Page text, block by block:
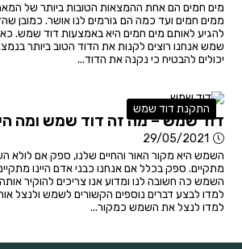
ממים חמים ועד כמה הם גורמים לנו אושר. כמובן
להגיע לאותם מים חמים היא באמצעות דוד שמש.
שמש אנחנו רוצים לקנות את הדוד הטוב ביותר
יכולים להבטיח כי נקנה את הדוד...
התקנת דוד שמש
דוד שמש – מה זה דוד שמש ומה
29/05/2021
השמש היא מקור האור והחיים שלנו, ספק אם לולא
מתקיים. ספק בכלל אם אנחנו כבני אדם היינו
השמש כה חשובה לנו ומדוע אנו צריכים להוקיר
למדו לבצע דברים נוספים הקשורים לשמש ולנצל
למדו לנצל את השמש כמקור...